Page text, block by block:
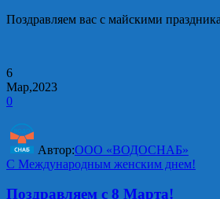
Поздравляем вас с майскими
6
Мар,2023
0
Автор:ООО «ВОДОСНАБ»
С Международным женским днем!
Поздравляем с 8 Марта!